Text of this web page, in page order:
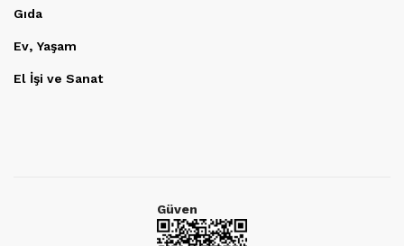
Gıda
Ev, Yaşam
El İşi ve Sanat
Güven